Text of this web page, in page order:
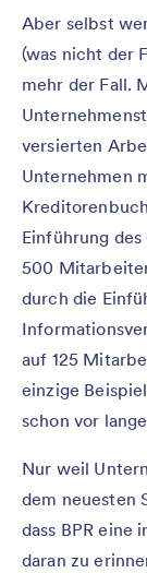
Aber selbst
(was nicht der
mehr der Fall.
versierten
Unternehmen
Einführung
500
durch die
auf 125
einzige
schon vor
Nur weil
dem neuesten
dass BPR eine
daran zu